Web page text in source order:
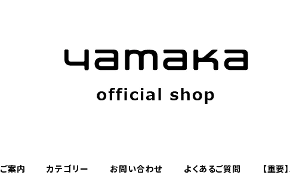
ご案内 カテゴリー お問い合わせ よくあるご質問 【重